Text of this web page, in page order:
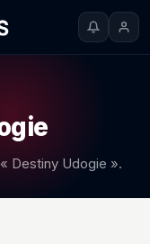
Destiny Udogie ».